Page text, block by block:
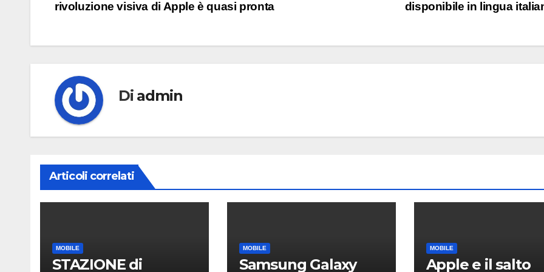
disponibile in lingua
rivoluzione visiva di Apple è quasi pronta
Di admin
Articoli correlati
MOBILE
STAZIONE di
MOBILE
Samsung Galaxy
MOBILE
Apple e il salto
liquido